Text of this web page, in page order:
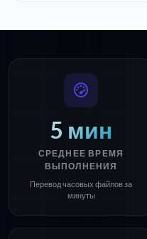
5 мин
СРЕДНЕЕ ВРЕМЯ
ВЫПОЛНЕНИЯ
Перевод часовых файлов за
минуты